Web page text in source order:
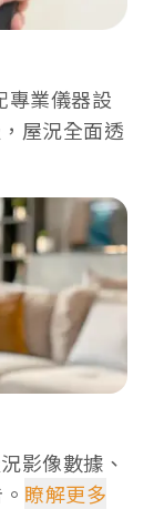
專業儀器設
屋況全面透
影像數據、
瞭解更多